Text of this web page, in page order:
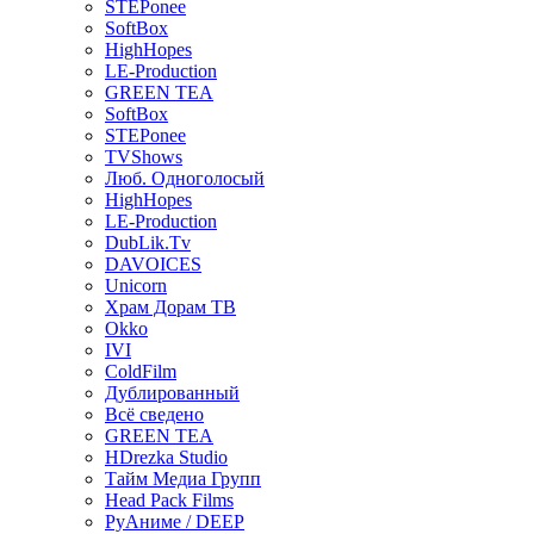
STEPonee
SoftBox
HighHopes
LE-Production
GREEN TEA
SoftBox
STEPonee
TVShows
Люб. Одноголосый
HighHopes
LE-Production
DubLik.Tv
DAVOICES
Unicorn
Храм Дорам ТВ
Okko
IVI
ColdFilm
Дублированный
Всё сведено
GREEN TEA
HDrezka Studio
Тайм Медиа Групп
Head Pack Films
РуАниме / DEEP